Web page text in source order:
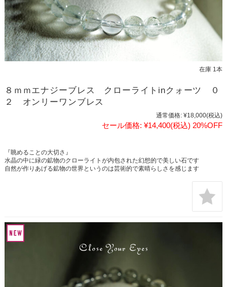
在庫 1本
８ｍｍエナジーブレス クローライトinクォーツ ０
２ オンリーワンブレス
通常価格: ¥18,000(税込)
セール価格: ¥14,400(税込) 20%OFF
『眺めることの大切さ』
水晶の中に緑の鉱物のクローライトが内包された幻想的で美しい石です
自然が作りあげる鉱物の世界というのは芸術的で素晴らしさを感じます